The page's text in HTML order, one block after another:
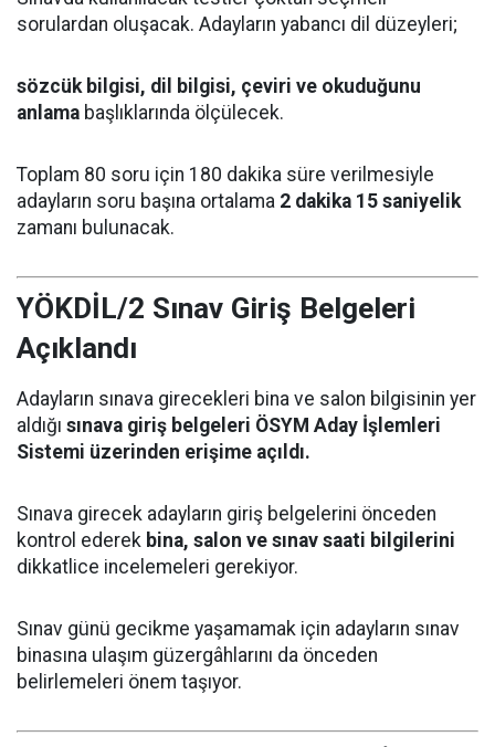
sorulardan oluşacak. Adayların yabancı dil düzeyleri;
sözcük bilgisi, dil bilgisi, çeviri ve okuduğunu
anlama başlıklarında ölçülecek.
Toplam 80 soru için 180 dakika süre verilmesiyle
adayların soru başına ortalama 2 dakika 15 saniyelik
zamanı bulunacak.
YÖKDİL/2 Sınav Giriş Belgeleri
Açıklandı
Adayların sınava girecekleri bina ve salon bilgisinin yer
aldığı sınava giriş belgeleri ÖSYM Aday İşlemleri
Sistemi üzerinden erişime açıldı.
Sınava girecek adayların giriş belgelerini önceden
kontrol ederek bina, salon ve sınav saati bilgilerini
dikkatlice incelemeleri gerekiyor.
Sınav günü gecikme yaşamamak için adayların sınav
binasına ulaşım güzergâhlarını da önceden
belirlemeleri önem taşıyor.